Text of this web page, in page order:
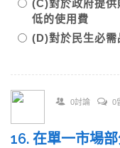
(C)對於政府提供
低的使用費
(D)對於民生必需
0討論 0
16. 在單一市場